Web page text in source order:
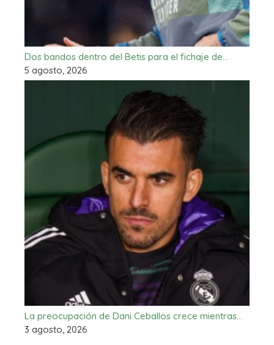
Dos bandos dentro del Betis para el fichaje de…
5 agosto, 2026
La preocupación de Dani Ceballos crece mientras…
3 agosto, 2026